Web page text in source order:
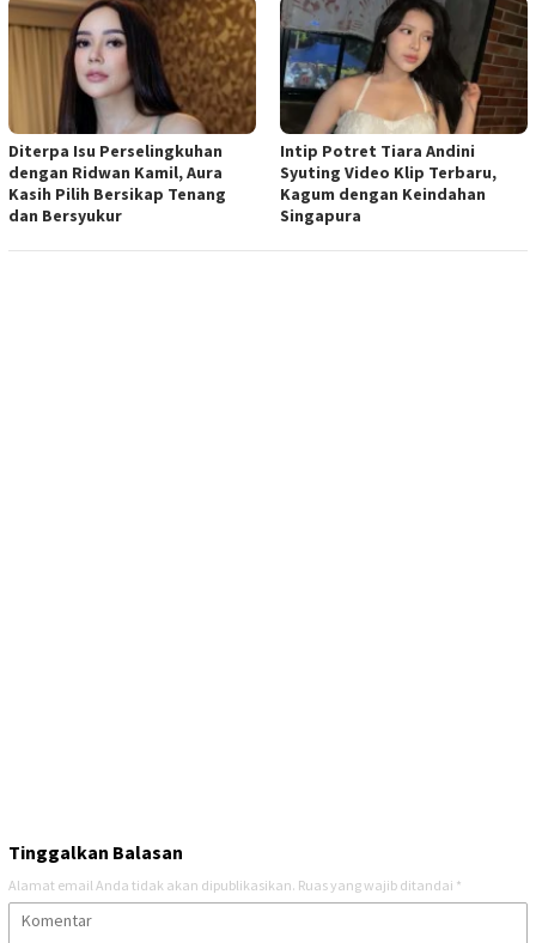
Diterpa Isu Perselingkuhan
dengan Ridwan Kamil, Aura
Kasih Pilih Bersikap Tenang
dan Bersyukur
Intip Potret Tiara Andini
Syuting Video Klip Terbaru,
Kagum dengan Keindahan
Singapura
Tinggalkan Balasan
Alamat email Anda tidak akan dipublikasikan. Ruas yang wajib ditandai *